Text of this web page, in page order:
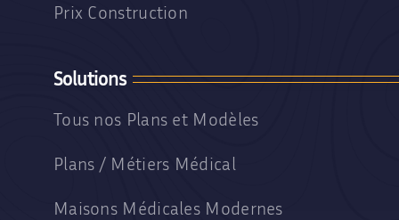
Prix Construction
Solutions
Tous nos Plans et Modèles
Plans / Métiers Médical
Maisons Médicales Modernes